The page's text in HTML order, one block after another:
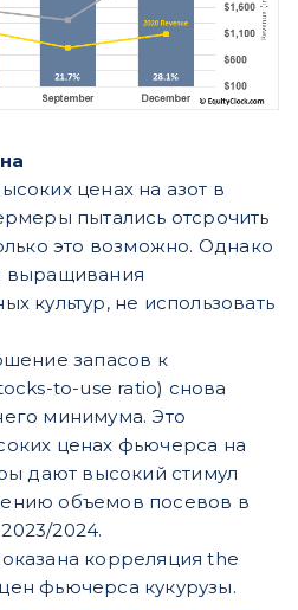
ценах на азот в
пытались отсрочить
это возможно. Однако
выращивания
культур, не использовать
запасов к
to-use ratio) снова
минимума. Это
ценах фьючерса на
дают высокий стимул
объемов посевов в
2024.
корреляция the
фьючерса кукурузы.